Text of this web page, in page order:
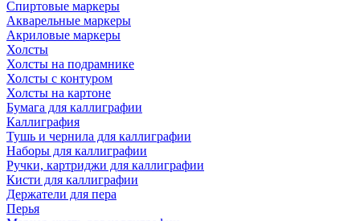
Спиртовые маркеры
Акварельные маркеры
Акриловые маркеры
Холсты
Холсты на подрамнике
Холсты с контуром
Холсты на картоне
Бумага для каллиграфии
Каллиграфия
Тушь и чернила для каллиграфии
Наборы для каллиграфии
Ручки, картриджи для каллиграфии
Кисти для каллиграфии
Держатели для пера
Перья